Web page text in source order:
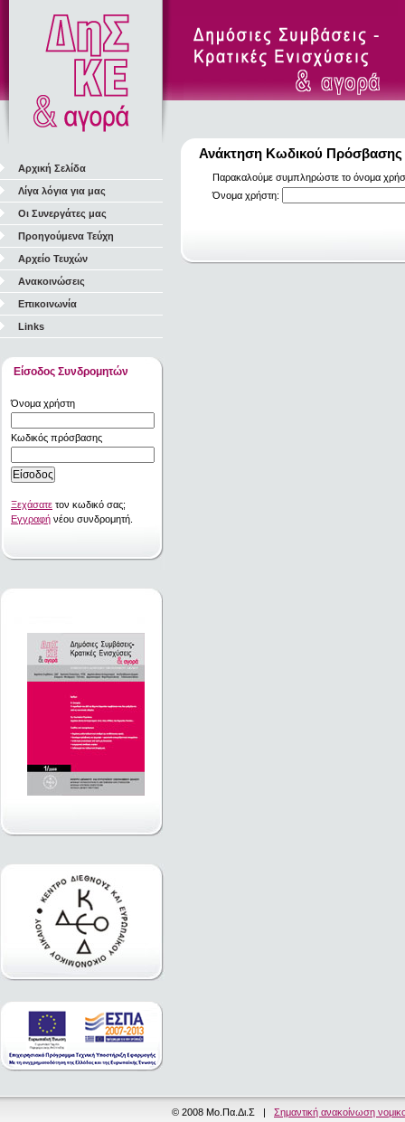
Αρχική Σελίδα
Λίγα λόγια για μας
Οι Συνεργάτες μας
Προηγούμενα Τεύχη
Αρχείο Τευχών
Ανακοινώσεις
Επικοινωνία
Links
Είσοδος Συνδρομητών
Όνομα χρήστη
Κωδικός πρόσβασης
Ξεχάσατε τον κωδικό σας;
Εγγραφή νέου συνδρομητή.
Ανάκτηση Κωδικού Πρόσβασης
Παρακαλούμε συμπληρώστε το όνομα
Όνομα χρήστη:
© 2008 Μο.Πα.Δι.Σ | Σημαντική ανακοίνωση